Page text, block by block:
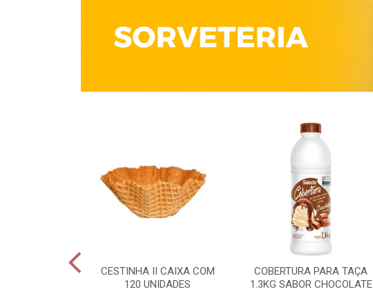
CESTINHA II CAIXA COM
120 UNIDADES
COBERTURA PARA TAÇA
1.3KG SABOR CHOCOLATE